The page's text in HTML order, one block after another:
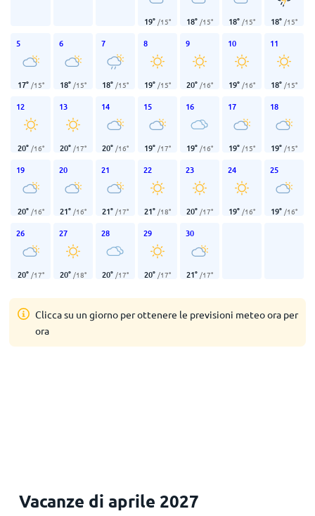
19° /15° 18° /15° 18° /15° 18° /15°
5
17° /15°
6
18° /15°
7
18° /15°
8
19° /15°
9
20° /16°
10
19° /16°
11
18° /15°
12
20° /16°
13
20° /17°
14
20° /16°
15
19° /17°
16
19° /16°
17
19° /15°
18
19° /15°
19
20° /16°
20
21° /16°
21
21° /17°
22
21° /18°
23
20° /17°
24
19° /16°
25
19° /16°
26
20° /17°
27
20° /18°
28
20° /17°
29
20° /17°
30
21° /17°
Clicca su un giorno per ottenere le previsioni meteo ora per
ora
Vacanze di aprile 2027